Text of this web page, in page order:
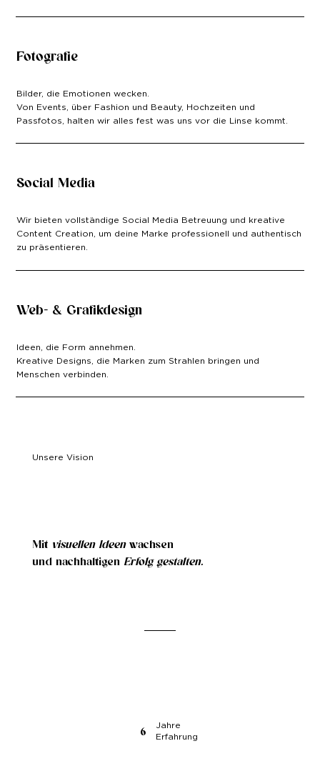
Fotografie
Bilder, die Emotionen wecken.
Von Events, über Fashion und Beauty, Hochzeiten und
Passfotos, halten wir alles fest was uns vor die Linse kommt.
Social Media
Wir bieten vollständige Social Media Betreuung und kreative
Content Creation, um deine Marke professionell und authentisch
zu präsentieren.
Web- & Grafikdesign
Ideen, die Form annehmen.
Kreative Designs, die Marken zum Strahlen bringen und
Menschen verbinden.
Unsere Vision
Mit visuellen Ideenwachsen
und nachhaltigen Erfolg gestalten.
6
Jahre
Erfahrung